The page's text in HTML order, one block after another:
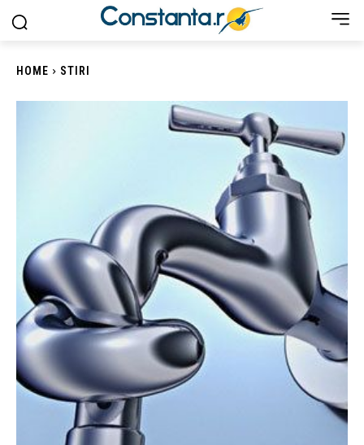
HOME STIRI